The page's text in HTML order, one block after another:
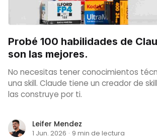
Probé 100 habilidades de
son las mejores.
No necesitas tener conocimientos
una skill. Claude tiene un creador de
las construye por ti.
Leifer Mendez
1 Jun. 2026 · 9 min de lectura